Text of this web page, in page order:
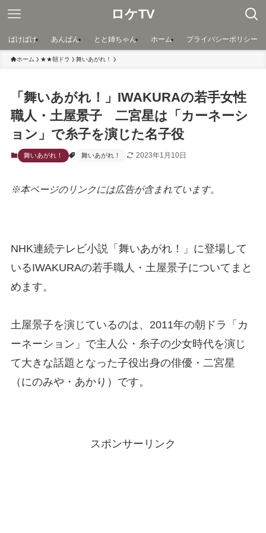
ロケTV
ばけばけ あんぱん とと姉ちゃん ホーム プライバシーポリシー
ホーム ★★朝ドラ 舞いあがれ！
「舞いあがれ！」IWAKURAの若手女性
職人・土屋景子 二宮星は「カーネーシ
ョン」で糸子を演じた名子役
舞いあがれ！ 舞いあがれ！ 2023年1月10日
※本ページのリンクには広告が含まれています。
NHK連続テレビ小説「舞いあがれ！」に登場して
いるIWAKURAの若手職人・土屋景子についてまと
めます。
土屋景子を演じているのは、2011年の朝ドラ「カ
ーネーション」で主人公・糸子の少女時代を演じ
て大きな話題となった子役出身の俳優・二宮星
（にのみや・あかり）です。
スポンサーリンク